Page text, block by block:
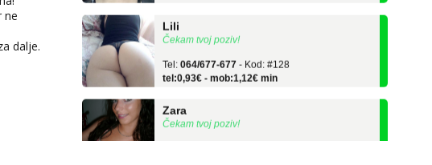
ne
dalje.
Čekam tvoj poziv!
tel:0,93€ - mob:1,12€ min
Čekam tvoj poziv!